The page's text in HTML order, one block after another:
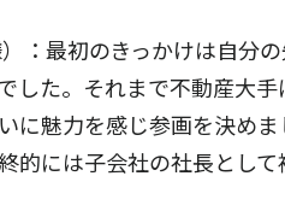
）：最初のきっかけは自
した。それまで不動産大
に魅力を感じ参画を決め
的には子会社の社長とし